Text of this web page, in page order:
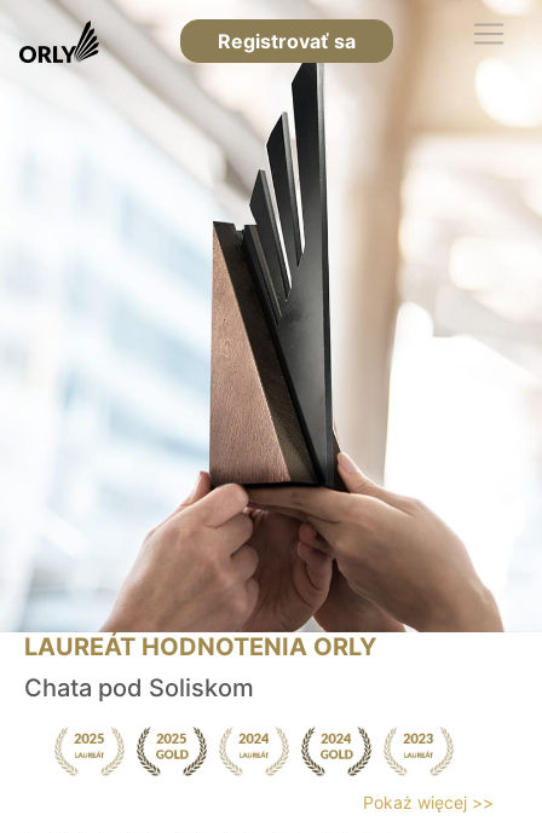
Registrovať sa
LAUREÁT HODNOTENIA ORLY
Chata pod Soliskom
Pokaż więcej >>